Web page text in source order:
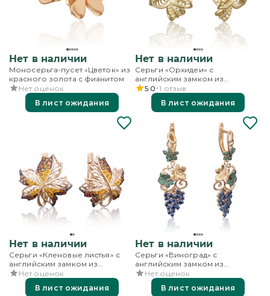
Нет в наличии
Моносерьга-пусет «Цветок» из
красного золота с фианитом
Нет оценок
В лист ожидания
Нет в наличии
Серьги «Орхидеи» с
английским замком из
лимонного золота с фианитом
5.0 1 отзыв
В лист ожидания
Нет в наличии
Серьги «Кленовые листья» с
английским замком из
красного золота с фианитами
Нет оценок
В лист ожидания
Нет в наличии
Серьги «Виноград» с
английским замком из
красного золота с фианитами
Нет оценок
В лист ожидания